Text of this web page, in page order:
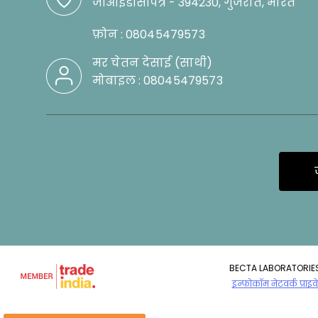
फ़ोन : 08045479573
मर चेतन देसाई(साथी)
मोबाइल : 08045479573
BECTA
इन्फोकॉम नेटवर्क